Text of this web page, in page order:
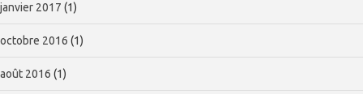
janvier 2017 (1)
octobre 2016 (1)
août 2016 (1)